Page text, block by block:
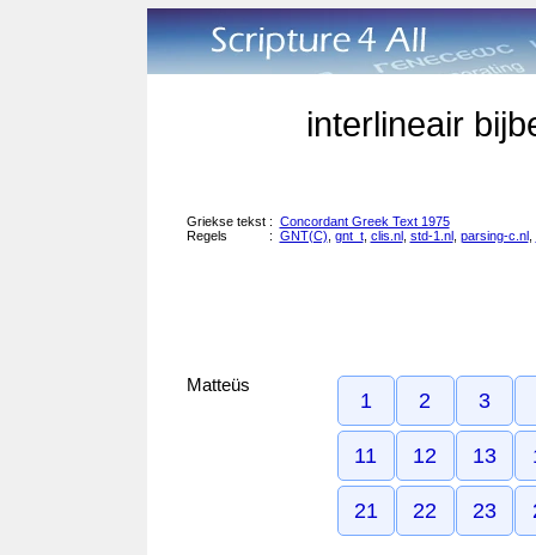
interlineair
Griekse tekst : Concordant Greek Text 1975
Regels
: GNT(C) gnt_t, clis.nl std-1.nl parsing-c.nl
Matteüs
1 2 3
11 12 13
21 22 23